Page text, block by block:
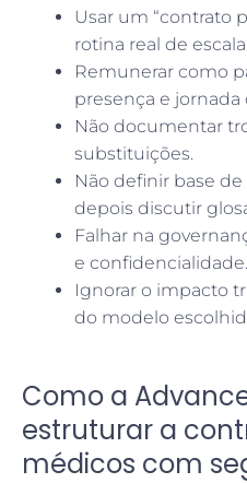
Usar um “contrato
rotina real de
Remunerar como
presença e
Não documentar
substituições.
Não definir base
depois discutir
Falhar na
e confidencialidade.
Ignorar o impacto
do modelo
Como a
estruturar a
médicos com